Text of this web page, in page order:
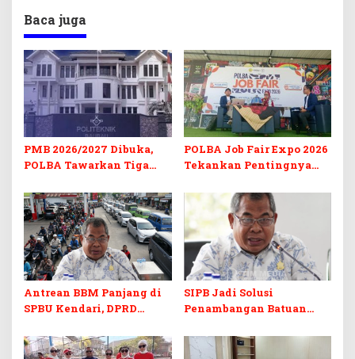
Baca juga
PMB 2026/2027 Dibuka,
POLBA Tawarkan Tiga
Kuliah Gratis
POLBA Job Fair Expo 2026
Tekankan Pentingnya
Digital
Antrean BBM Panjang di
SPBU Kendari, DPRD
Barcode Curang
SIPB Jadi Solusi
Penambangan Batuan
di Sultra